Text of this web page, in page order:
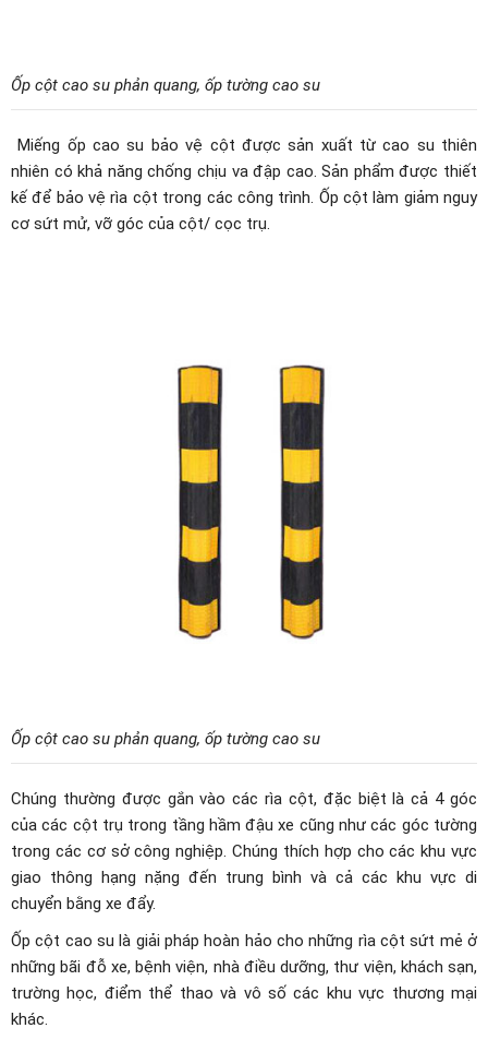
Ốp cột cao su phản quang, ốp tường cao su
Miếng ốp cao su bảo vệ cột được sản xuất từ cao su thiên
nhiên có khả năng chống chịu va đập cao. Sản phẩm được thiết
kế để bảo vệ rìa cột trong các công trình. Ốp cột làm giảm nguy
cơ sứt mử, vỡ góc của cột/ cọc trụ.
Ốp cột cao su phản quang, ốp tường cao su
Chúng thường được gắn vào các rìa cột, đặc biệt là cả 4 góc
của các cột trụ trong tầng hầm đậu xe cũng như các góc tường
trong các cơ sở công nghiệp. Chúng thích hợp cho các khu vực
giao thông hạng nặng đến trung bình và cả các khu vực di
chuyển bằng xe đẩy.
Ốp cột cao su là giải pháp hoàn hảo cho những rìa cột sứt mẻ ở
những bãi đỗ xe, bệnh viện, nhà điều dưỡng, thư viện, khách sạn,
trường học, điểm thể thao và vô số các khu vực thương mại
khác.